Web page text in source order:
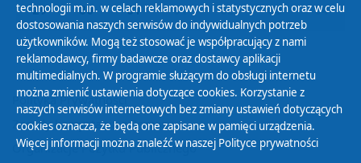
29 30 31 01 02 03 04
Polityka Prywatności
Zasady korzystania z Serwisu
Organizacje Pożytku Publicznego
technologii m.in. w celach reklamowych i statystycznych oraz w celu
dostosowania naszych serwisów do indywidualnych potrzeb
użytkowników. Mogą też stosować je współpracujący z nami
reklamodawcy, firmy badawcze oraz dostawcy aplikacji
multimedialnych. W programie służącym do obsługi internetu
można zmienić ustawienia dotyczące cookies. Korzystanie z
naszych serwisów internetowych bez zmiany ustawień dotyczących
cookies oznacza, że będą one zapisane w pamięci urządzenia.
Więcej informacji można znaleźć w naszej Polityce prywatności